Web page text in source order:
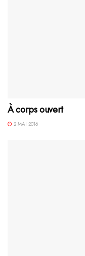
À corps ouvert
2 MAI 2016